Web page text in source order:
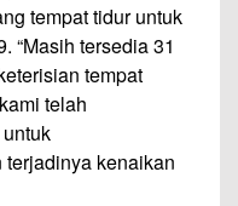
tempat tidur untuk
“Masih tersedia 31
tempat
telah
kenaikan